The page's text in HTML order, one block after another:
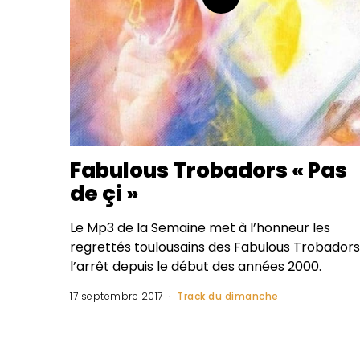
Fabulous Trobadors « Pas
de çi »
Le Mp3 de la Semaine met à l’honneur les
regrettés toulousains des Fabulous
l’arrêt depuis le début des années 2000.
17 septembre 2017 Track du dimanche